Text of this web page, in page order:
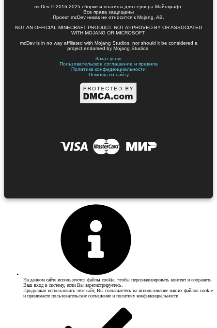
mcDev © 2016-2025 сборки и плагины для сервера Майнкрафт.
Все права защищены
Проект mcDev никак не относится к Mojang, AB.
NOT AN OFFICIAL MINECRAFT PRODUCT. NOT APPROVED BY OR ASSOCIATED
WITH MOJANG OR MICROSOFT.
mcDev is in no way affiliated with Mojang Studios, nor should it be considered a
project endorsed by Mojang Studios.
Заказ услуг
Пользовательское соглашение и правила
Политика конфиденциальности
Помощь по сайту
На данном сайте используются файлы cookie, чтобы персонализировать контент и сохранить
Ваш вход в систему, если Вы зарегистрируетесь.
Продолжая использовать этот сайт, Вы соглашаетесь на использование наших файлов cookie
и принимаете пользовательское соглашение и политику конфиденциальности.